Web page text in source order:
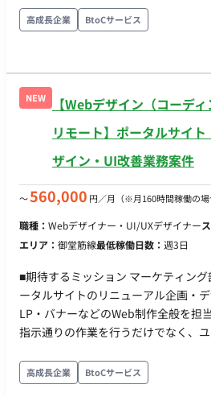
ザインに昇華させることが期待されています。 ■
当工程 【グラフィックデザイン・販
レット、チラシ、イベント案内等の
タログや物販関連の印刷物デザイン
レンダー、手帳、ノート、ノベルティ
イン ・印刷会社への入稿データ作成
高成長企業 BtoCサービス
NEW
【Webデザイン（コーデ
リモート】ポータルサイ
ザイン・UI改善業務案件
〜560,000 円／月 （※月160時間稼働の場
職種： Webデザイナー・UI/UXデザイナー
エリア： 御堂筋線最低稼働日数： 週3日
■期待するミッション マーケティン
ータルサイトのリニューアル企画・
LP・バナーなどのWeb制作全般を担
指示通りの作業を行うだけでなく、
ど、能動的にコミュニケーションを
の質を高めていただくことを期待しています。 ■業
高成長企業 BtoCサービス